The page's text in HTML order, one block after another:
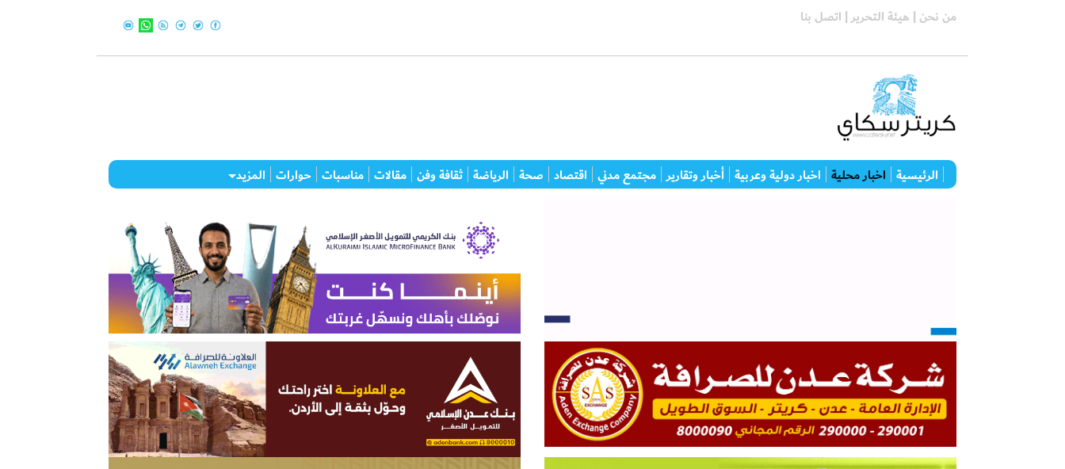
من نحن | هيئة التحرير | اتصل بنا
الرئيسية اخبار محلية اخبار دولية وعربية أخبار وتقارير مجتمع مدني اقتصاد صحة الرياضة ثقافة وفن مقالات مناسبات حوارات المزيد